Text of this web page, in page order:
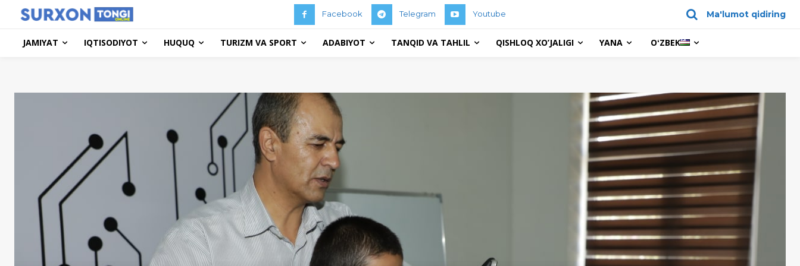
Facebook Telegram Youtube Ma'lumot qidiring
JAMIYAT IQTISODIYOT HUQUQ TURIZM VA SPORT ADABIYOT TANQID VA TAHLIL QISHLOQ XO’JALIGI YANA OʻZBEK